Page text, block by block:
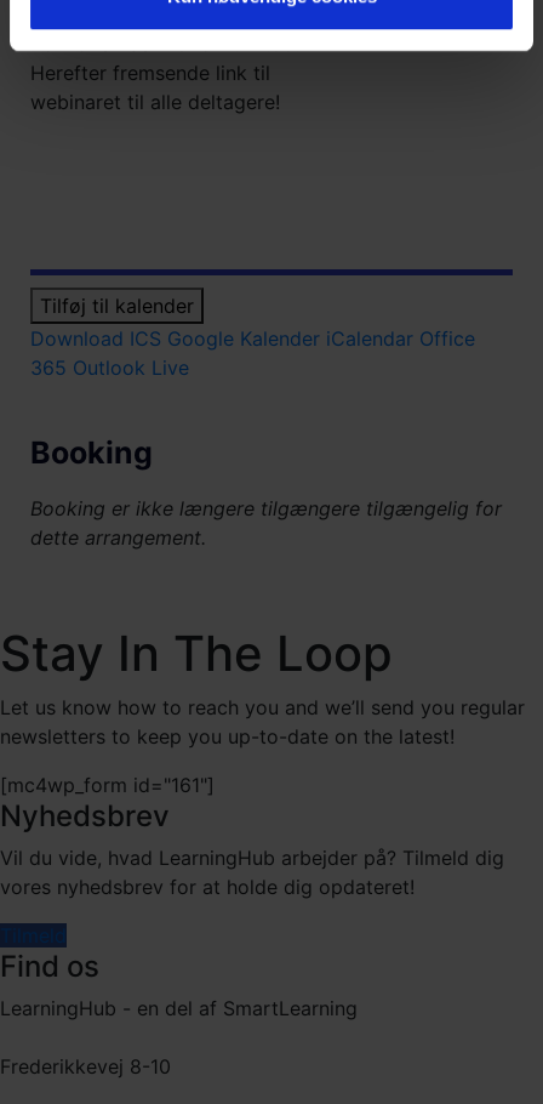
Tilmeldingen lukker tirsdag den
Herefter fremsende link til
webinaret til alle deltagere!
Tilføj til kalender
Download ICS Google Kalender iCalendar Office
365 Outlook Live
Booking
Booking er ikke længere tilgængere tilgængelig for
dette arrangement.
Stay In The Loop
Let us know how to reach you and we’ll send you regular
newsletters to keep you up-to-date on the latest!
[mc4wp_form id="161"]
Nyhedsbrev
Vil du vide, hvad LearningHub arbejder på? Tilmeld dig
vores nyhedsbrev for at holde dig opdateret!
Tilmeld
Find os
LearningHub - en del af SmartLearning
Frederikkevej 8-10